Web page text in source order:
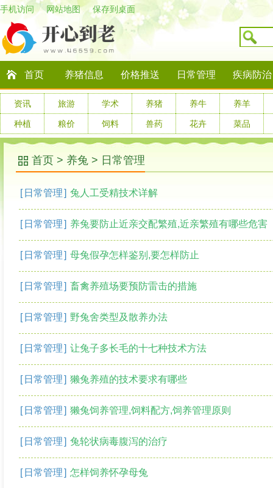
手机访问 网站地图 保存到桌面
首页 养猪信息 价格推送 日常管理 疾病防治
资讯 旅游 学术 养猪 养牛 养羊
种植 粮价 饲料 兽药 花卉 菜品
首页 > 养兔 > 日常管理
[ 日常管理] 兔人工受精技术详解
[ 日常管理] 养兔要防止近亲交配繁殖,近亲繁殖有哪些危害
[ 日常管理] 母兔假孕怎样鉴别,要怎样防止
[ 日常管理] 畜禽养殖场要预防雷击的措施
[ 日常管理] 野兔舍类型及散养办法
[ 日常管理] 让兔子多长毛的十七种技术方法
[ 日常管理] 獭兔养殖的技术要求有哪些
[ 日常管理] 獭兔饲养管理,饲料配方,饲养管理原则
[ 日常管理] 兔轮状病毒腹泻的治疗
[ 日常管理] 怎样饲养怀孕母兔